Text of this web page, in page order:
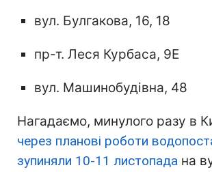
вул. Булгакова, 16, 18
пр-т. Леся Курбаса, 9Е
вул. Машинобудівна, 48
Нагадаємо, минулого разу в
через планові роботи
зупиняли 10-11 листопада на